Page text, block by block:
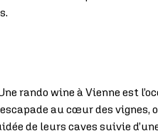
rando wine à Vienne est
au cœur des vignes,
de leurs caves suivie